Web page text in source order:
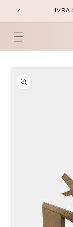
passer
informations
produits